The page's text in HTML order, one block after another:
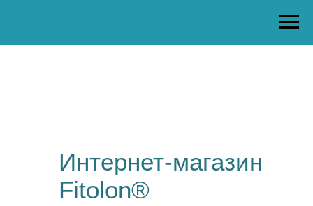
Интернет-магазин
Fitolon®